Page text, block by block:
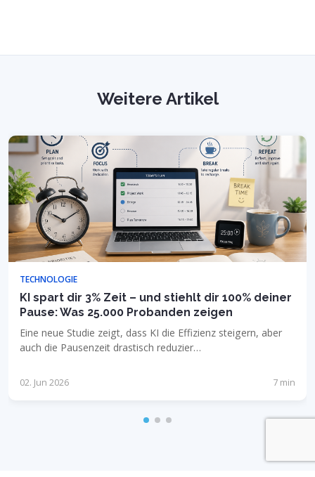
Weitere Artikel
TECHNOLOGIE
KI spart dir 3% Zeit – und stiehlt dir 100% deiner
Pause: Was 25.000 Probanden zeigen
Eine neue Studie zeigt, dass KI die Effizienz steigern, aber
auch die Pausenzeit drastisch reduzier…
02. Jun 2026 7 min